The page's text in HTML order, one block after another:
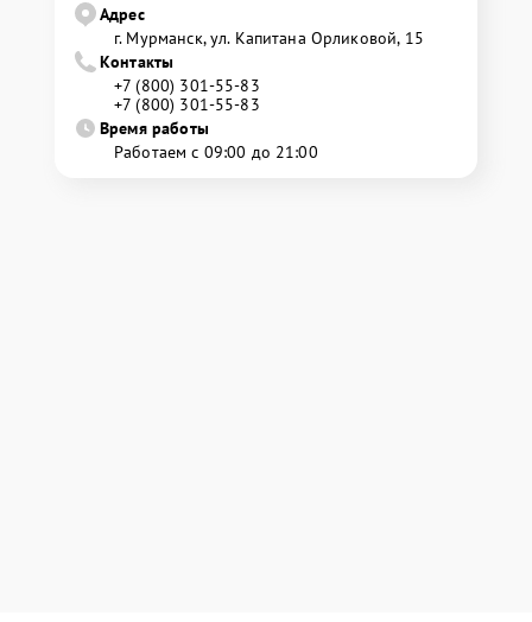
Адрес
г. Мурманск, ул. Капитана Орликовой, 15
Контакты
+7 (800) 301-55-83
+7 (800) 301-55-83
Время работы
Работаем с 09:00 до 21:00